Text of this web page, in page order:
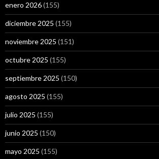
enero 2026(155)
diciembre 2025 (155)
noviembre 2025 (151)
octubre 2025 (155)
septiembre 2025 (150)
agosto 2025 (155)
julio 2025 (155)
junio 2025 (150)
mayo 2025 (155)